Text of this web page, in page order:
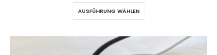
AUSFÜHRUNG WÄHLEN